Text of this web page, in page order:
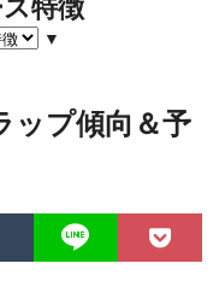
特徴
▼
ップ傾向＆予